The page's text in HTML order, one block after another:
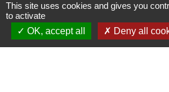
This site uses cookies and gives you
to activate
OK, accept all
Deny all